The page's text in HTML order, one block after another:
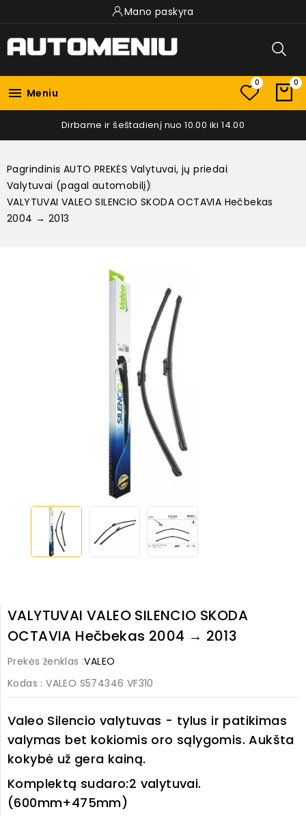
Mano paskyra
 Meniu
0 0
Dirbame ir šeštadienį nuo 10.00 iki 14.00
Pagrindinis AUTO PREKĖS Valytuvai, jų priedai
Valytuvai (pagal automobilį)
VALYTUVAI VALEO SILENCIO SKODA OCTAVIA Hečbekas
2004 → 2013
VALYTUVAI VALEO SILENCIO SKODA
OCTAVIA Hečbekas 2004 → 2013
Prekės ženklas :VALEO
Kodas : VALEO S574346 VF310
Valeo Silencio valytuvas - tylus ir patikimas
valymas bet kokiomis oro sąlygomis. Aukšta
kokybė už gera kainą.
Komplektą sudaro:2 valytuvai.
(600mm+475mm)